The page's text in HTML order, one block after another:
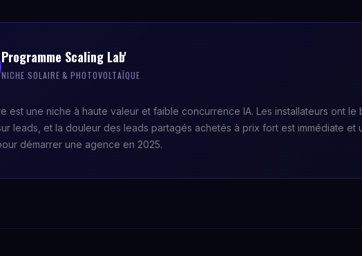
Programme Scaling Lab'
NICHE SOLAIRE & PHOTOVOLTAÏQUE
est une niche à haute valeur et faible concurrence IA. Les installateurs ont
leads, et la douleur des leads partagés achetés à prix fort est immédiate et
démarrer une agence en 2025.